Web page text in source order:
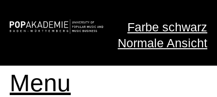
Farbe schwarz
Normale Ansicht
Menu